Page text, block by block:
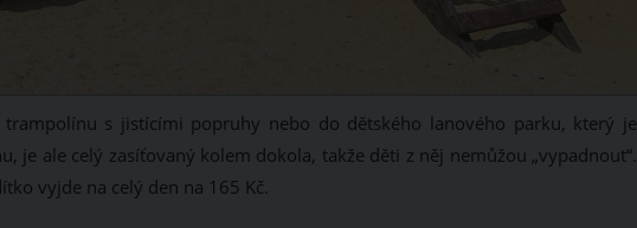
s jistícími popruhy nebo do dětského lanového parku, který je
je ale celý zasíťovaný kolem dokola, takže děti z něj nemůžou „vypadnout“.
vyjde na celý den na 165 Kč.